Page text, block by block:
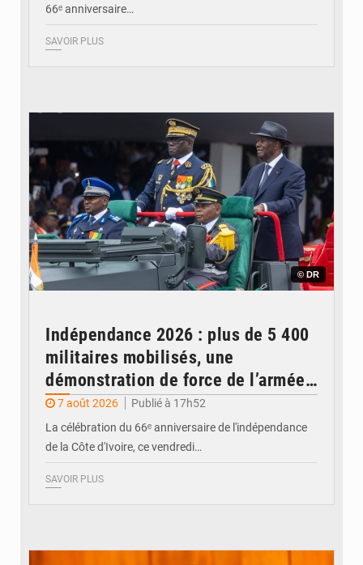
66ᵉ anniversaire…
SAVOIR PLUS
© DR
Indépendance 2026 : plus de 5 400
militaires mobilisés, une
démonstration de force de l’armée
ivoirienne à Yopougon
7 août 2026
Publié à 17h52
La célébration du 66ᵉ anniversaire de l'indépendance
de la Côte d'Ivoire, ce vendredi…
SAVOIR PLUS